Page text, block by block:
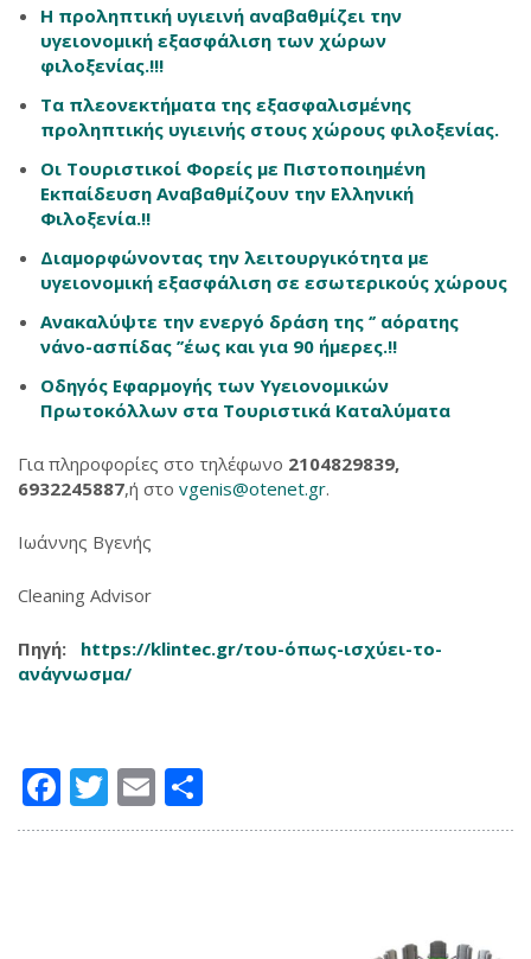
Η προληπτική υγιεινή αναβαθμίζει την
υγειονομική εξασφάλιση των χώρων
φιλοξενίας.!!!
Τα πλεονεκτήματα της εξασφαλισμένης
προληπτικής υγιεινής στους χώρους φιλοξενίας.
Οι Τουριστικοί Φορείς με Πιστοποιημένη
Εκπαίδευση Αναβαθμίζουν την Ελληνική
Φιλοξενία.!!
Διαμορφώνοντας την λειτουργικότητα με
υγειονομική εξασφάλιση σε εσωτερικούς χώρους
Ανακαλύψτε την ενεργό δράση της ‘’ αόρατης
νάνο-ασπίδας ’’έως και για 90 ήμερες.!!
Οδηγός Εφαρμογής των Υγειονομικών
Πρωτοκόλλων στα Τουριστικά Καταλύματα
Για πληροφορίες στο τηλέφωνο 2104829839,
6932245887,ή στο vgenis@otenet.gr.
Ιωάννης Βγενής
Cleaning Advisor
Πηγή: https://klintec.gr/του-όπως-ισχύει-το-
ανάγνωσμα/
Facebook
Twitter
Email